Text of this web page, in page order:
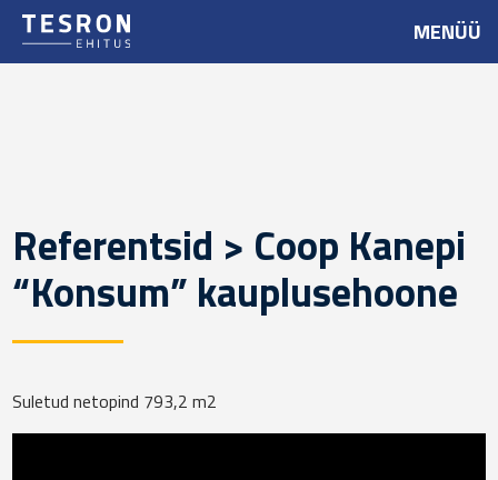
MENÜÜ
Referentsid > Coop Kanepi
“Konsum” kauplusehoone
Suletud netopind 793,2 m2